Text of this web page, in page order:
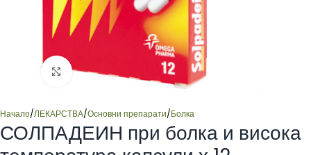
Click to enlarge
Начало/ЛЕКАРСТВА/Основни препарати/Болка
СОЛПАДЕИН при болка и висока